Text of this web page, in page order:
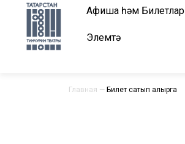
Афиша һәм Билетлар
Элемтә
Главная — Билет сатып алырга